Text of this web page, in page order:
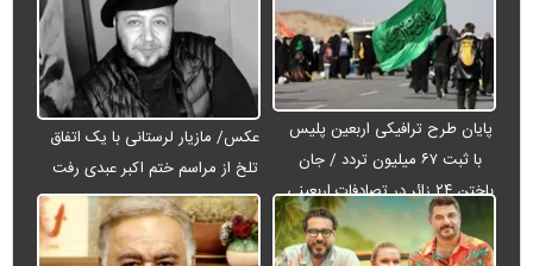
پایان طرح ترافیکی اربعین پلیس
با ثبت ۶۷ میلیون تردد / جان
باختن ۲۴ زائر در تصادفات اربعینی
عکس/ مازیار لرستانی با یک اتفاق
تلخ از مراسم ختم اکبر عبدی رفت